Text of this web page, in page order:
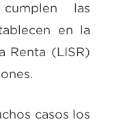
las
en la
Renta (LISR)
casos los